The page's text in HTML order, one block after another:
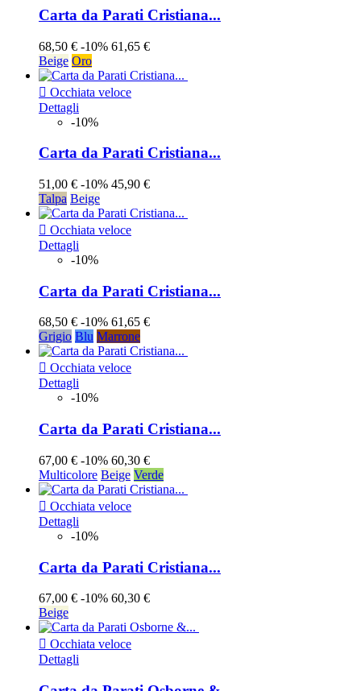
Carta da Parati Cristiana...
68,50 € -10% 61,65 €
Beige Oro
 Occhiata veloce
Dettagli
-10%
Carta da Parati Cristiana...
51,00 € -10% 45,90 €
Talpa Beige
 Occhiata veloce
Dettagli
-10%
Carta da Parati Cristiana...
68,50 € -10% 61,65 €
Grigio Blu Marrone
 Occhiata veloce
Dettagli
-10%
Carta da Parati Cristiana...
67,00 € -10% 60,30 €
Multicolore Beige Verde
 Occhiata veloce
Dettagli
-10%
Carta da Parati Cristiana...
67,00 € -10% 60,30 €
Beige
 Occhiata veloce
Dettagli